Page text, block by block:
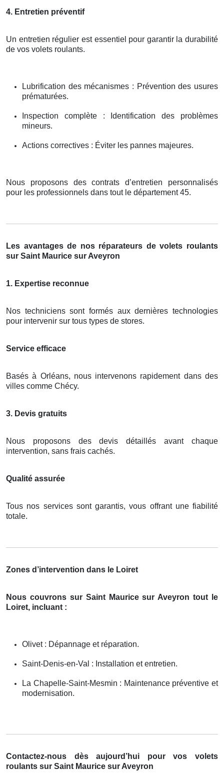
4. Entretien préventif
Un entretien régulier est essentiel pour garantir la durabilité
de vos volets roulants.
Lubrification des mécanismes : Prévention des usures
prématurées.
Inspection complète : Identification des problèmes
mineurs.
Actions correctives : Éviter les pannes majeures.
Nous proposons des contrats d’entretien personnalisés
pour les professionnels dans tout le département 45.
Les avantages de nos réparateurs de volets roulants
sur Saint Maurice sur Aveyron
1. Expertise reconnue
Nos techniciens sont formés aux dernières technologies
pour intervenir sur tous types de stores.
Service efficace
Basés à Orléans, nous intervenons rapidement dans des
villes comme Chécy.
3. Devis gratuits
Nous proposons des devis détaillés avant chaque
intervention, sans frais cachés.
Qualité assurée
Tous nos services sont garantis, vous offrant une fiabilité
totale.
Zones d’intervention dans le Loiret
Nous couvrons sur Saint Maurice sur Aveyron tout le
Loiret, incluant :
Olivet : Dépannage et réparation.
Saint-Denis-en-Val : Installation et entretien.
La Chapelle-Saint-Mesmin : Maintenance préventive et
modernisation.
Contactez-nous dès aujourd’hui pour vos volets
roulants sur Saint Maurice sur Aveyron